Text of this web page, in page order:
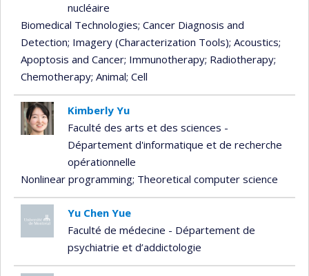
nucléaire
Biomedical Technologies; Cancer Diagnosis and
Detection; Imagery (Characterization Tools); Acoustics;
Apoptosis and Cancer; Immunotherapy; Radiotherapy;
Chemotherapy; Animal; Cell
Kimberly Yu
Faculté des arts et des sciences -
Département d'informatique et de recherche
opérationnelle
Nonlinear programming; Theoretical computer science
Yu Chen Yue
Faculté de médecine - Département de
psychiatrie et d’addictologie